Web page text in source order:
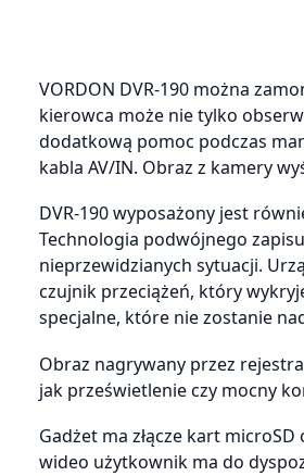
VORDON DVR-190 można
kierowca może nie tylko
dodatkową pomoc podczas
kabla AV/IN. Obraz z kamery
DVR-190 wyposażony jest
Technologia podwójnego
nieprzewidzianych sytuacji.
czujnik przeciążeń, który
specjalne, które nie zostanie
Obraz nagrywany przez
jak prześwietlenie czy mocny
Gadżet ma złącze kart
wideo użytkownik ma do